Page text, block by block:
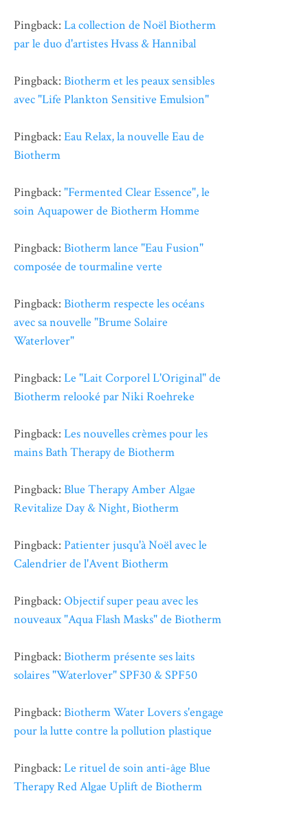
Pingback: La collection de Noël Biotherm
par le duo d'artistes Hvass & Hannibal
Pingback: Biotherm et les peaux sensibles
avec "Life Plankton Sensitive Emulsion"
Pingback: Eau Relax, la nouvelle Eau de
Biotherm
Pingback: "Fermented Clear Essence", le
soin Aquapower de Biotherm Homme
Pingback: Biotherm lance "Eau Fusion"
composée de tourmaline verte
Pingback: Biotherm respecte les océans
avec sa nouvelle "Brume Solaire
Waterlover"
Pingback: Le "Lait Corporel L'Original" de
Biotherm relooké par Niki Roehreke
Pingback: Les nouvelles crèmes pour les
mains Bath Therapy de Biotherm
Pingback: Blue Therapy Amber Algae
Revitalize Day & Night, Biotherm
Pingback: Patienter jusqu'à Noël avec le
Calendrier de l'Avent Biotherm
Pingback: Objectif super peau avec les
nouveaux "Aqua Flash Masks" de Biotherm
Pingback: Biotherm présente ses laits
solaires "Waterlover" SPF30 & SPF50
Pingback: Biotherm Water Lovers s'engage
pour la lutte contre la pollution plastique
Pingback: Le rituel de soin anti-âge Blue
Therapy Red Algae Uplift de Biotherm